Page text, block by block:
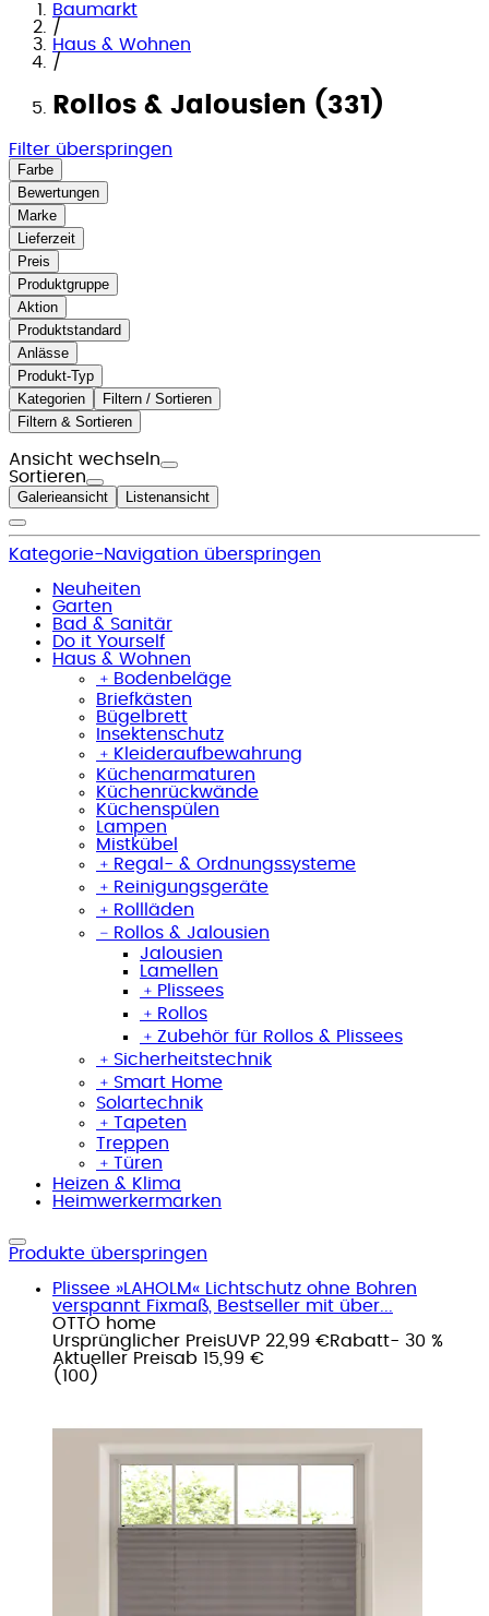
Baumarkt
/
Haus & Wohnen
/
Rollos & Jalousien (331)
Filter überspringen
Farbe
Bewertungen
Marke
Lieferzeit
Preis
Produktgruppe
Aktion
Produktstandard
Anlässe
Produkt-Typ
Kategorien
Filtern / Sortieren
Filtern & Sortieren
Ansicht wechseln
Sortieren
Galerieansicht Listenansicht
Kategorie-Navigation überspringen
Neuheiten
Garten
Bad & Sanitär
Do it Yourself
Haus & Wohnen
﹢ Bodenbeläge
Briefkästen
Bügelbrett
Insektenschutz
﹢ Kleideraufbewahrung
Küchenarmaturen
Küchenrückwände
Küchenspülen
Lampen
Mistkübel
﹢ Regal- & Ordnungssysteme
﹢ Reinigungsgeräte
﹢ Rollläden
﹣ Rollos & Jalousien
Jalousien
Lamellen
﹢ Plissees
﹢ Rollos
﹢ Zubehör für Rollos & Plissees
﹢ Sicherheitstechnik
﹢ Smart Home
Solartechnik
﹢ Tapeten
Treppen
﹢ Türen
Heizen & Klima
Heimwerkermarken
Produkte überspringen
Plissee »LAHOLM« Lichtschutz ohne Bohren
verspannt Fixmaß, Bestseller mit über...
OTTO home
Ursprünglicher PreisUVP 22,99 €Rabatt- 30 %
Aktueller Preisab 15,99 €
( 100 )